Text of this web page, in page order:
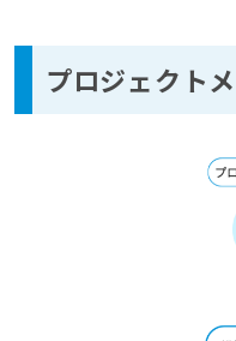
プロジェクト